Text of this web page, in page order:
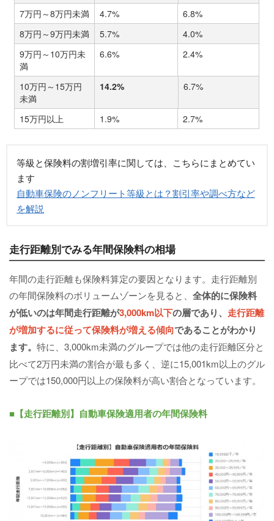
7万円～8万円未満
4.7%
6.8%
8万円～9万円未満
5.7%
4.0%
9万円～10万円未
満
6.6% 2.4%
10万円～15万円
未満
14.2% 6.7%
15万円以上 1.9% 2.7%
等級と保険料の割増引率に関しては、こちらにまとめてい
ます
自動車保険のノンフリート等級とは？割引率や調べ方など
を解説
走行距離別でみる年間保険料の相場
年間の走行距離も保険料算定の要因となります。走行距離別
の年間保険料のボリュームゾーンを見ると、 全体的に保険料
が低いのは年間走行距離が3,000km以下の層であり、 走行距離
が増加するに従って保険料が増える傾向であることがわかり
ます。 特に、3,000km未満のグループでは他の走行距離区分と
比べて2万円未満の割合が最も多く、逆に15,001km以上のグル
ープでは150,000円以上の保険料が高い割合となっています。
■【走行距離別】自動車保険適用者の年間保険料